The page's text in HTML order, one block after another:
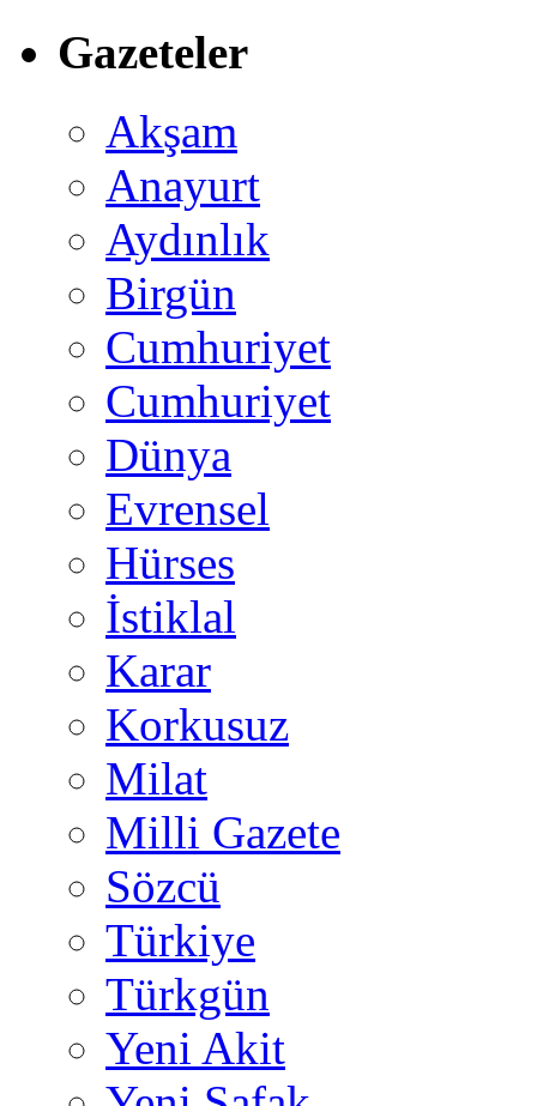
Gazeteler
Akşam
Anayurt
Aydınlık
Birgün
Cumhuriyet
Cumhuriyet
Dünya
Evrensel
Hürses
İstiklal
Karar
Korkusuz
Milat
Milli Gazete
Sözcü
Türkiye
Türkgün
Yeni Akit